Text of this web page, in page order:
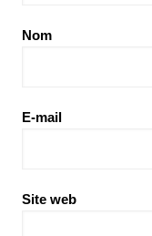
Nom
E-mail
Site web